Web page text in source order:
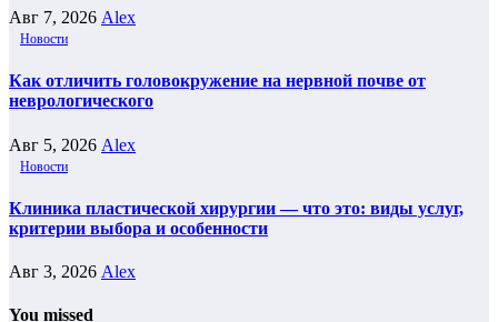
Авг 7, 2026 Alex
Новости
Как отличить головокружение на нервной почве от
неврологического
Авг 5, 2026 Alex
Новости
Клиника пластической хирургии — что это: виды услуг,
критерии выбора и особенности
Авг 3, 2026 Alex
You missed